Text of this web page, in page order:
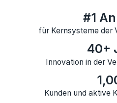
#1
für Kernsysteme der
40+
Innovation in der
Kunden und aktive